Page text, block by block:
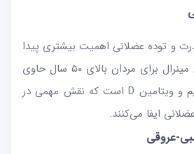
و توده عضلانی اهمیت بیشتری پیدا
می‌کند. مولتی ویتامین مینرال برای مردان بالای ۵۰ سال حاوی
مواد مغذی مانند منیزیم و ویتامین D است که نقش مهمی در
ایفا می‌کنند.
عروقی